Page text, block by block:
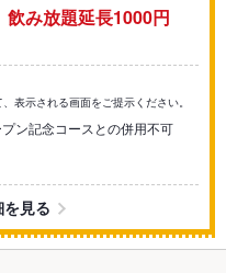
飲み放題延長1000円
表示される画面をご提示ください。
ン記念コースとの併用不可
見る